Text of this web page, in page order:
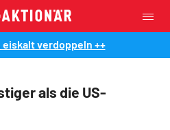
eiskalt verdoppeln ++
als die US-